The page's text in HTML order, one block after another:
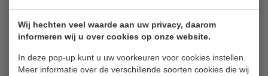
Wij hechten veel waarde aan uw privacy, daarom
informeren wij u over cookies op onze website.
In deze pop-up kunt u uw voorkeuren voor cookies instellen.
Meer informatie over de verschillende soorten cookies die wij